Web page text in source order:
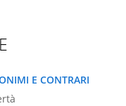
E CONTRARI